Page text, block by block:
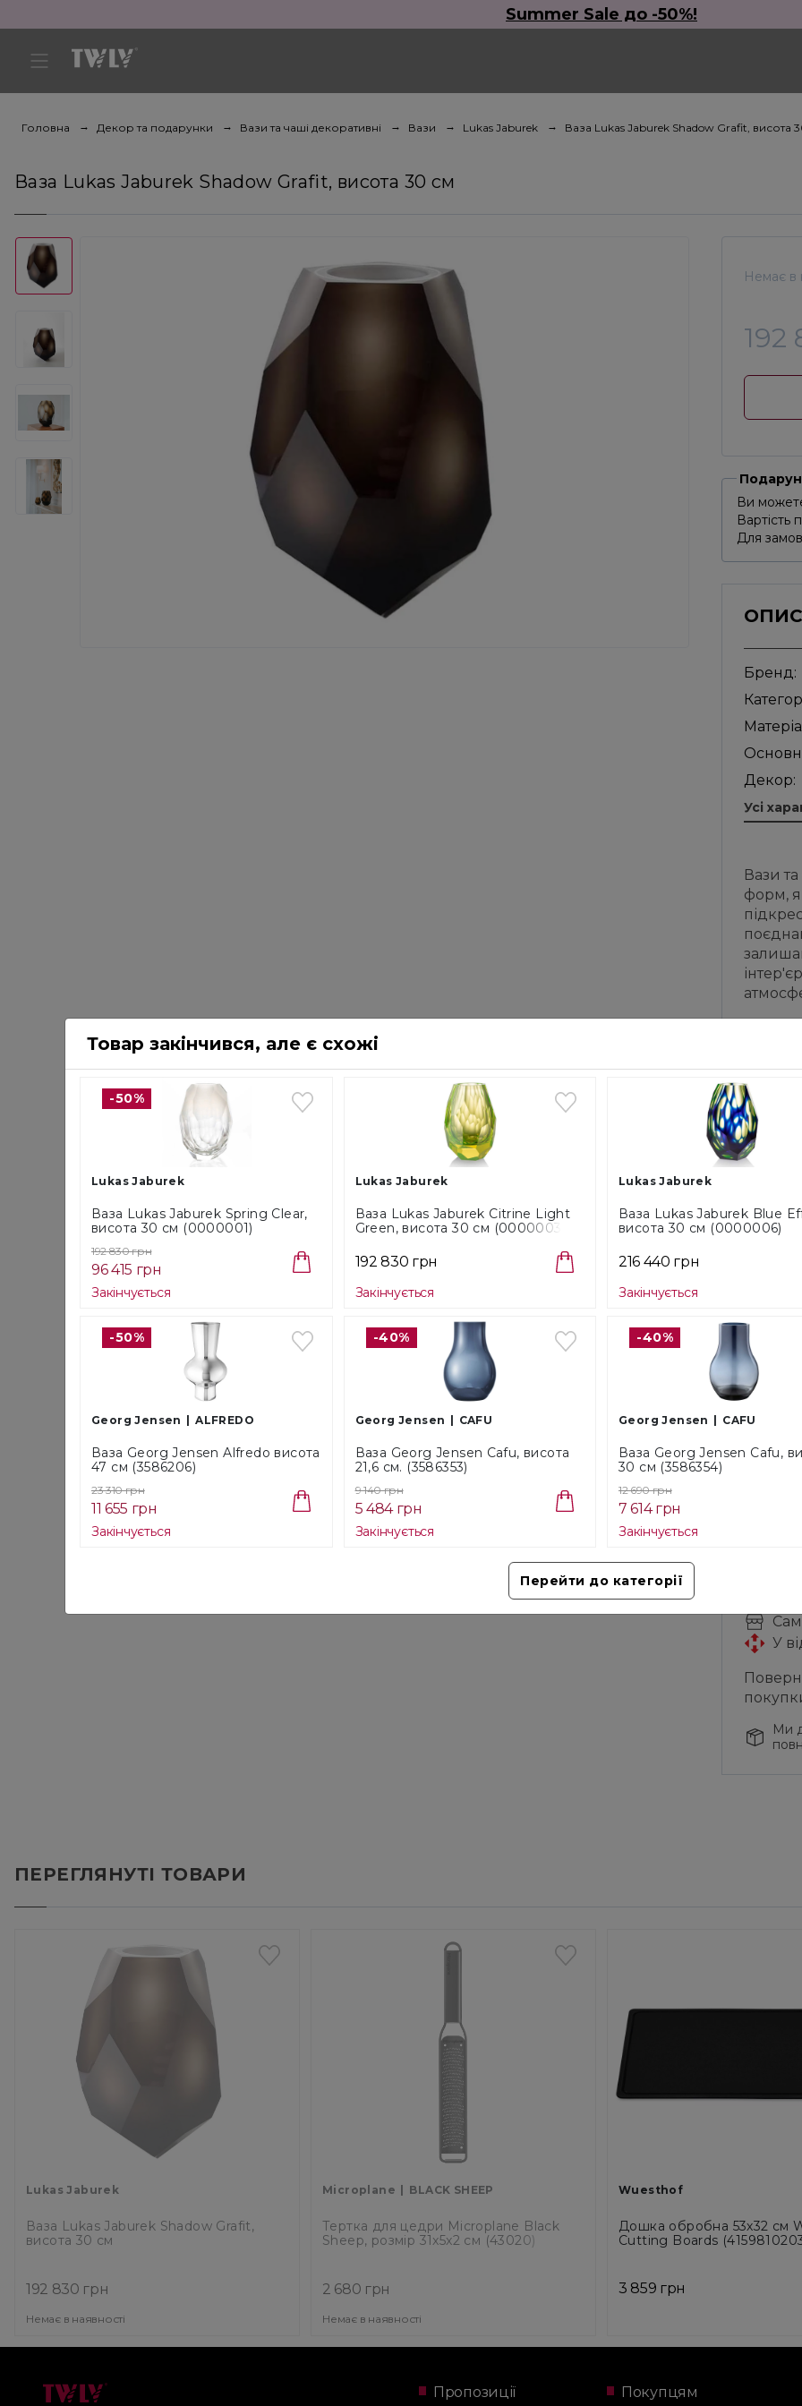
Summer Sale до -50%!
Головна Декор та подарунки Вази та чаші декоративні Вази Lukas Jaburek Ваза Lukas Jaburek Shadow Grafit, висота
Ваза Lukas Jaburek Shadow Grafit, висота 30 см
Немає в
192
Ви
Вартість
Для
ОПИС
Бренд:
Декор:
Усі
Вази
форм,
р.
Grand
На
У
Ми
ПЕРЕГЛЯНУТІ ТОВАРИ
Lukas Jaburek
Ваза Lukas Jaburek Shadow Grafit,
висота 30 см
192 830 грн
Немає в наявності
Microplane BLACK SHEEP
Тертка для цедри Microplane Black
Sheep, розмір 31x5x2 см (43020)
2 680 грн
Немає в наявності
Wuesthof
Дошка обробна 53х32 см
Cutting Boards
3 859 грн
Товар закінчився, але є схожі
-50%
Lukas Jaburek
Ваза Lukas Jaburek Spring Clear,
висота 30 см (0000001)
192 830 грн
96 415 грн
Закінчується
Lukas Jaburek
Ваза Lukas Jaburek Citrine Light
Green, висота 30 см (0000003)
192 830 грн
Закінчується
Lukas Jaburek
Ваза Lukas Jaburek Blue
висота 30 см (0000006)
216 440 грн
Закінчується
-50%
Georg Jensen ALFREDO
Ваза Georg Jensen Alfredo висота
47 см (3586206)
23 310 грн
11 655 грн
Закінчується
-40%
Georg Jensen CAFU
Ваза Georg Jensen Cafu, висота
21,6 см. (3586353)
9 140 грн
5 484 грн
Закінчується
-40%
Georg Jensen CAFU
Ваза Georg Jensen Cafu,
30 см (3586354)
12 690 грн
7 614 грн
Закінчується
Перейти до категорії
Пропозиції Покупцям